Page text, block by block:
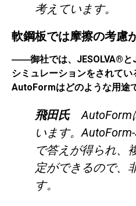
考えています。
軟鋼板では摩擦の考慮
――御社では、JESOLVA®と
シミュレーションをされてい
AutoFormはどのような用途
飛田氏AutoForm
います。
で答えが得られ、
定ができるので、
す。